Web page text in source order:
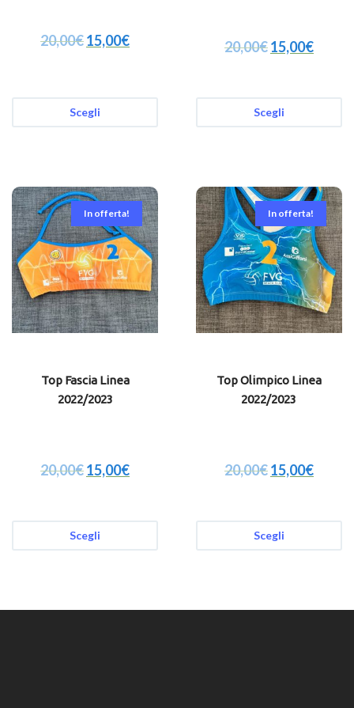
20,00€15,00€
Scegli
20,00€15,00€
Scegli
In offerta!
Top Fascia Linea
2022/2023
20,00€15,00€
Scegli
In offerta!
Top Olimpico Linea
2022/2023
20,00€15,00€
Scegli